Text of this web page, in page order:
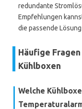
redundante
Empfehlungen
die passende
Häufige
Kühlboxen
Welche